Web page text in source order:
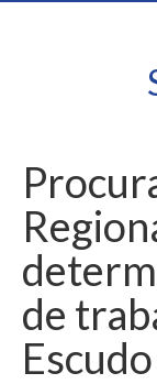
de
Escudo